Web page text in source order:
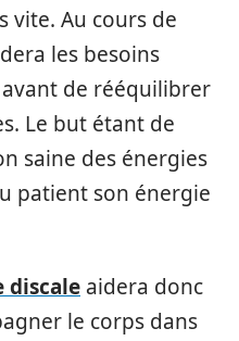
vite. Au cours de
les besoins
de rééquilibrer
Le but étant de
saine des énergies
patient son énergie
discale aidera donc
le corps dans